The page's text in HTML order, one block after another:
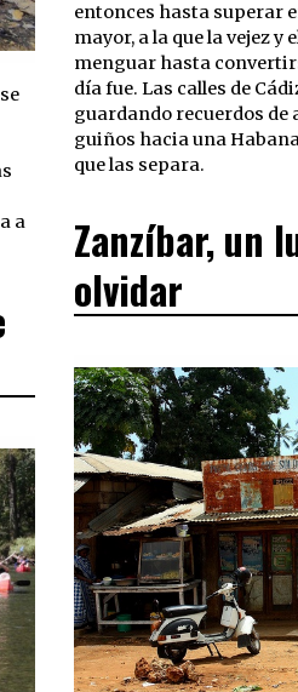
entonces hasta superar
mayor, a la que la vejez
menguar hasta
día fue. Las calles de
guardando recuerdos de
guiños hacia una
que las separa.
a
Zanzíbar, un
olvidar